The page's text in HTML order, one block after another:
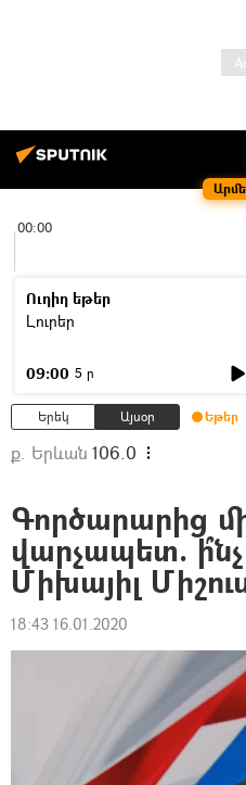
00:00
Ուղիղ եթեր
Լուրեր
09:00 5 ր
Երեկ Այսօր Եթեր
ք. Երևան 106.0
Գործարարից
վարչապետ.
Միխայիլ
18:43 16.01.2020